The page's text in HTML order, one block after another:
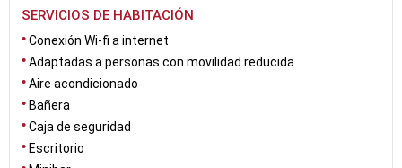
SERVICIOS DE HABITACIÓN
Conexión Wi-fi a internet
Adaptadas a personas con movilidad reducida
Aire acondicionado
Bañera
Caja de seguridad
Escritorio